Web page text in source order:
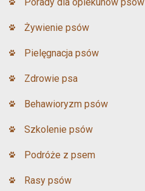
Żywienie psów
Pielęgnacja psów
Zdrowie psa
Behawioryzm psów
Szkolenie psów
Podróże z psem
Rasy psów